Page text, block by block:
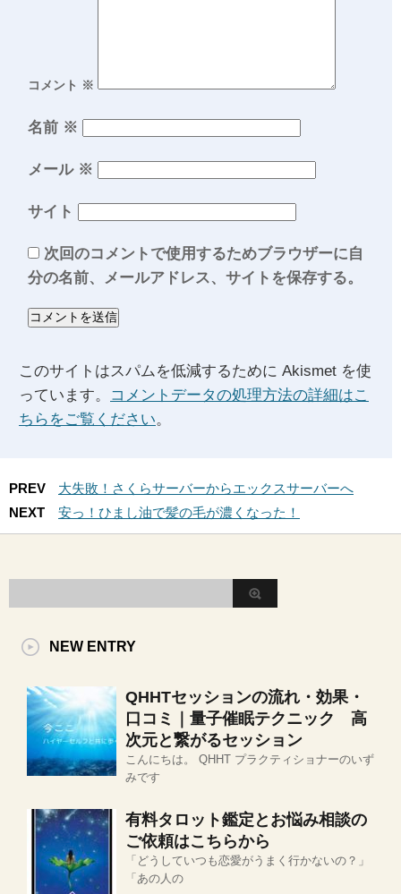
コメント ※
名前 ※
メール ※
サイト
次回のコメントで使用するためブラウザーに自
分の名前、メールアドレス、サイトを保存する。
このサイトはスパムを低減するために Akismet を使
っています。
コメントデータの処理方法の詳細はこ
ちらをご覧ください。
PREV
大失敗！さくらサーバーからエックスサーバーへ
NEXT
安っ！ひまし油で髪の毛が濃くなった！
NEW ENTRY
QHHTセッションの流れ・効果・
口コミ｜量子催眠テクニック 高
次元と繋がるセッション
こんにちは。 QHHT プラクティショナーのいず
みです
有料タロット鑑定とお悩み相談の
ご依頼はこちらから
「どうしていつも恋愛がうまく行かないの？」
「あの人の